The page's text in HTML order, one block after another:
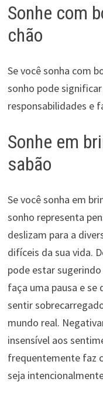
Sonhe com
chão
Se você sonha com
sonho pode
responsabilidades e
Sonhe em
sabão
Se você sonha em
sonho representa
deslizam para a
difíceis da sua vida.
pode estar
faça uma pausa e se
sentir
mundo real.
insensível aos
frequentemente faz
seja